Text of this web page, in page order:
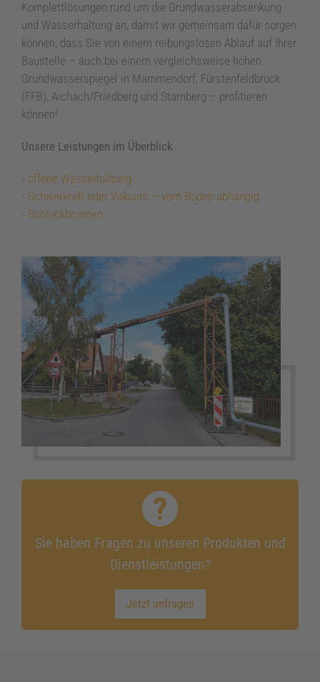
Komplettlösungen rund um die Grundwasserabsenkung
und Wasserhaltung an, damit wir gemeinsam dafür sorgen
können, dass Sie von einem reibungslosen Ablauf auf Ihrer
Baustelle – auch bei einem vergleichsweise hohen
Grundwasserspiegel in Mammendorf, Fürstenfeldbruck
(FFB), Aichach/Friedberg und Starnberg – profitieren
können!
Unsere Leistungen im Überblick
› offene Wasserhaltung
› Schwerkraft oder Vakuum – vom Boden abhängig
› Schluckbrunnen
Sie haben Fragen zu unseren Produkten und
Dienstleistungen?
Jetzt anfragen